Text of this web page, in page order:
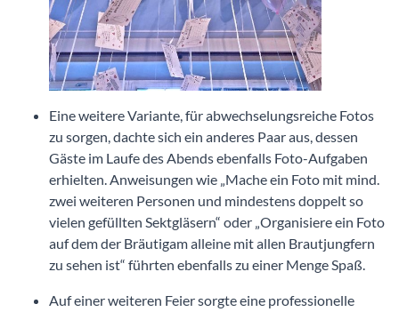
Eine weitere Variante, für abwechselungsreiche Fotos
zu sorgen, dachte sich ein anderes Paar aus, dessen
Gäste im Laufe des Abends ebenfalls Foto-Aufgaben
erhielten. Anweisungen wie „Mache ein Foto mit mind.
zwei weiteren Personen und mindestens doppelt so
vielen gefüllten Sektgläsern“ oder „Organisiere ein Foto
auf dem der Bräutigam alleine mit allen Brautjungfern
zu sehen ist“ führten ebenfalls zu einer Menge Spaß.
Auf einer weiteren Feier sorgte eine professionelle